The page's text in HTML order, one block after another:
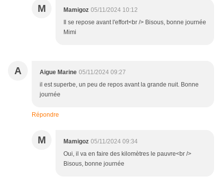
M Mamigoz 05/11/2024 10:12
Il se repose avant l'effort<br /> Bisous, bonne journée
Mimi
A Aigue Marine 05/11/2024 09:27
il est superbe, un peu de repos avant la grande nuit. Bonne
journée
Répondre
M Mamigoz 05/11/2024 09:34
Oui, il va en faire des kilomètres le pauvre<br />
Bisous, bonne journée